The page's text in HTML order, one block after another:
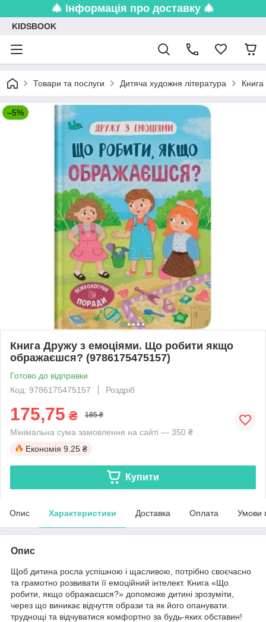
🎄 Інформація про доставку 🎄
KIDSBOOK
Товари та послуги Дитяча художня література
–5%
Книга Дружу з емоціями. Що робити якщо
ображаєшся? (9786175475157)
Готово до відправки
Код: 9786175475157
Роздріб
175,75 ₴ 185 ₴
Мінімальна сума замовлення на сайті — 350 ₴
Економія 9.25 ₴
Купити
Опис Характеристики Доставка Оплата Умови
Опис
Щоб дитина росла успішною і щасливою, потрібно своєчасно
та грамотно розвивати її емоційний інтелект. Книга «Що
робити, якщо ображаєшся?» допоможе дитині зрозуміти,
через що виникає відчуття образи та як його опанувати.
труднощі та відчуватися комфортно за будь-яких обставин!